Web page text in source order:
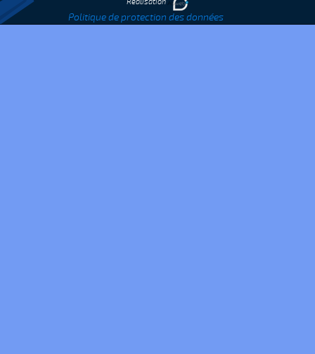
Politique de protection des données
Réalisation